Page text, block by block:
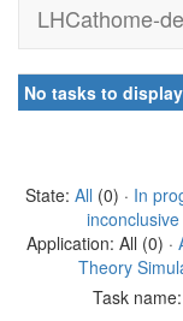
LHCathome-
No tasks to display
State: All (0) · In
inconclusive
Application: All (0) ·
Theory
Task name: